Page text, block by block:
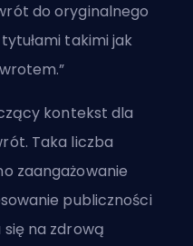
do oryginalnego
takimi jak
kontekst dla
Taka liczba
zaangażowanie
publiczności
na zdrową